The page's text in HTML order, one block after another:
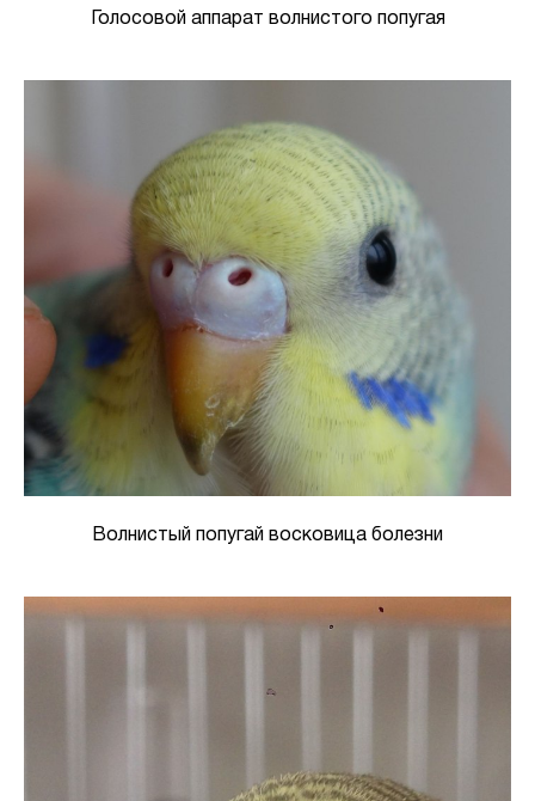
Голосовой аппарат волнистого попугая
Волнистый попугай восковица болезни